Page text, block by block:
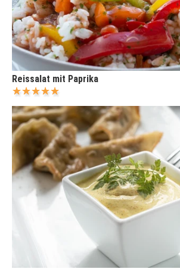
Reissalat mit Paprika